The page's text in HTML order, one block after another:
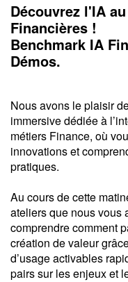
Découvrez l'IA
Financières !
Benchmark IA
Démos.
Nous avons le plaisir
immersive dédiée à
métiers Finance, où
innovations et
pratiques.
Au cours de cette
ateliers que nous vous
comprendre comment
création de valeur
d’usage activables
pairs sur les enjeux et